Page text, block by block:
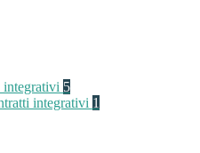
integrativi 5
integrativi 1